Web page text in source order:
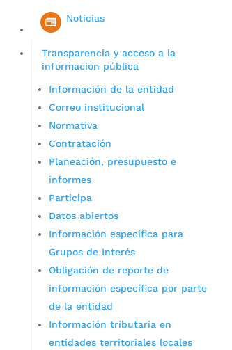
Noticias
Transparencia y acceso a la
información pública
Información de la entidad
Correo institucional
Normativa
Contratación
Planeación, presupuesto e
informes
Participa
Datos abiertos
Información específica para
Grupos de Interés
Obligación de reporte de
información específica por parte
de la entidad
Información tributaria en
entidades territoriales locales